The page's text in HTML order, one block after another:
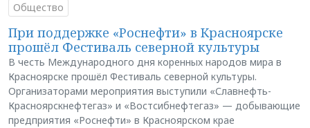
Общество
При поддержке «Роснефти» в Красноярске
прошёл Фестиваль северной культуры
В честь Международного дня коренных народов мира в
Красноярске прошёл Фестиваль северной культуры.
Организаторами мероприятия выступили «Славнефть-
Красноярскнефтегаз» и «Востсибнефтегаз» — добывающие
предприятия «Роснефти» в Красноярском крае